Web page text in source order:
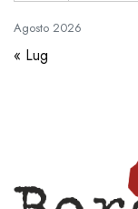
Agosto 2026
« Lug